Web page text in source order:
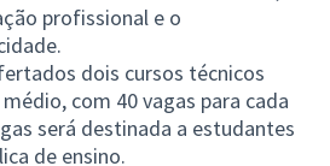
profissional e o
dois cursos técnicos
com 40 vagas para cada
será destinada a estudantes
de ensino.